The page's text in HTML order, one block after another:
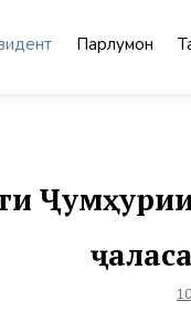
Парлумон